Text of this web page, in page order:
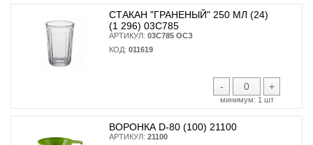
СТАКАН "ГРАНЕНЫЙ" 250 МЛ (24)
(1 296) 03С785
АРТИКУЛ: 03С785 ОСЗ
КОД: 011619
- +
минимум: 1 шт
ВОРОНКА D-80 (100) 21100
АРТИКУЛ: 21100